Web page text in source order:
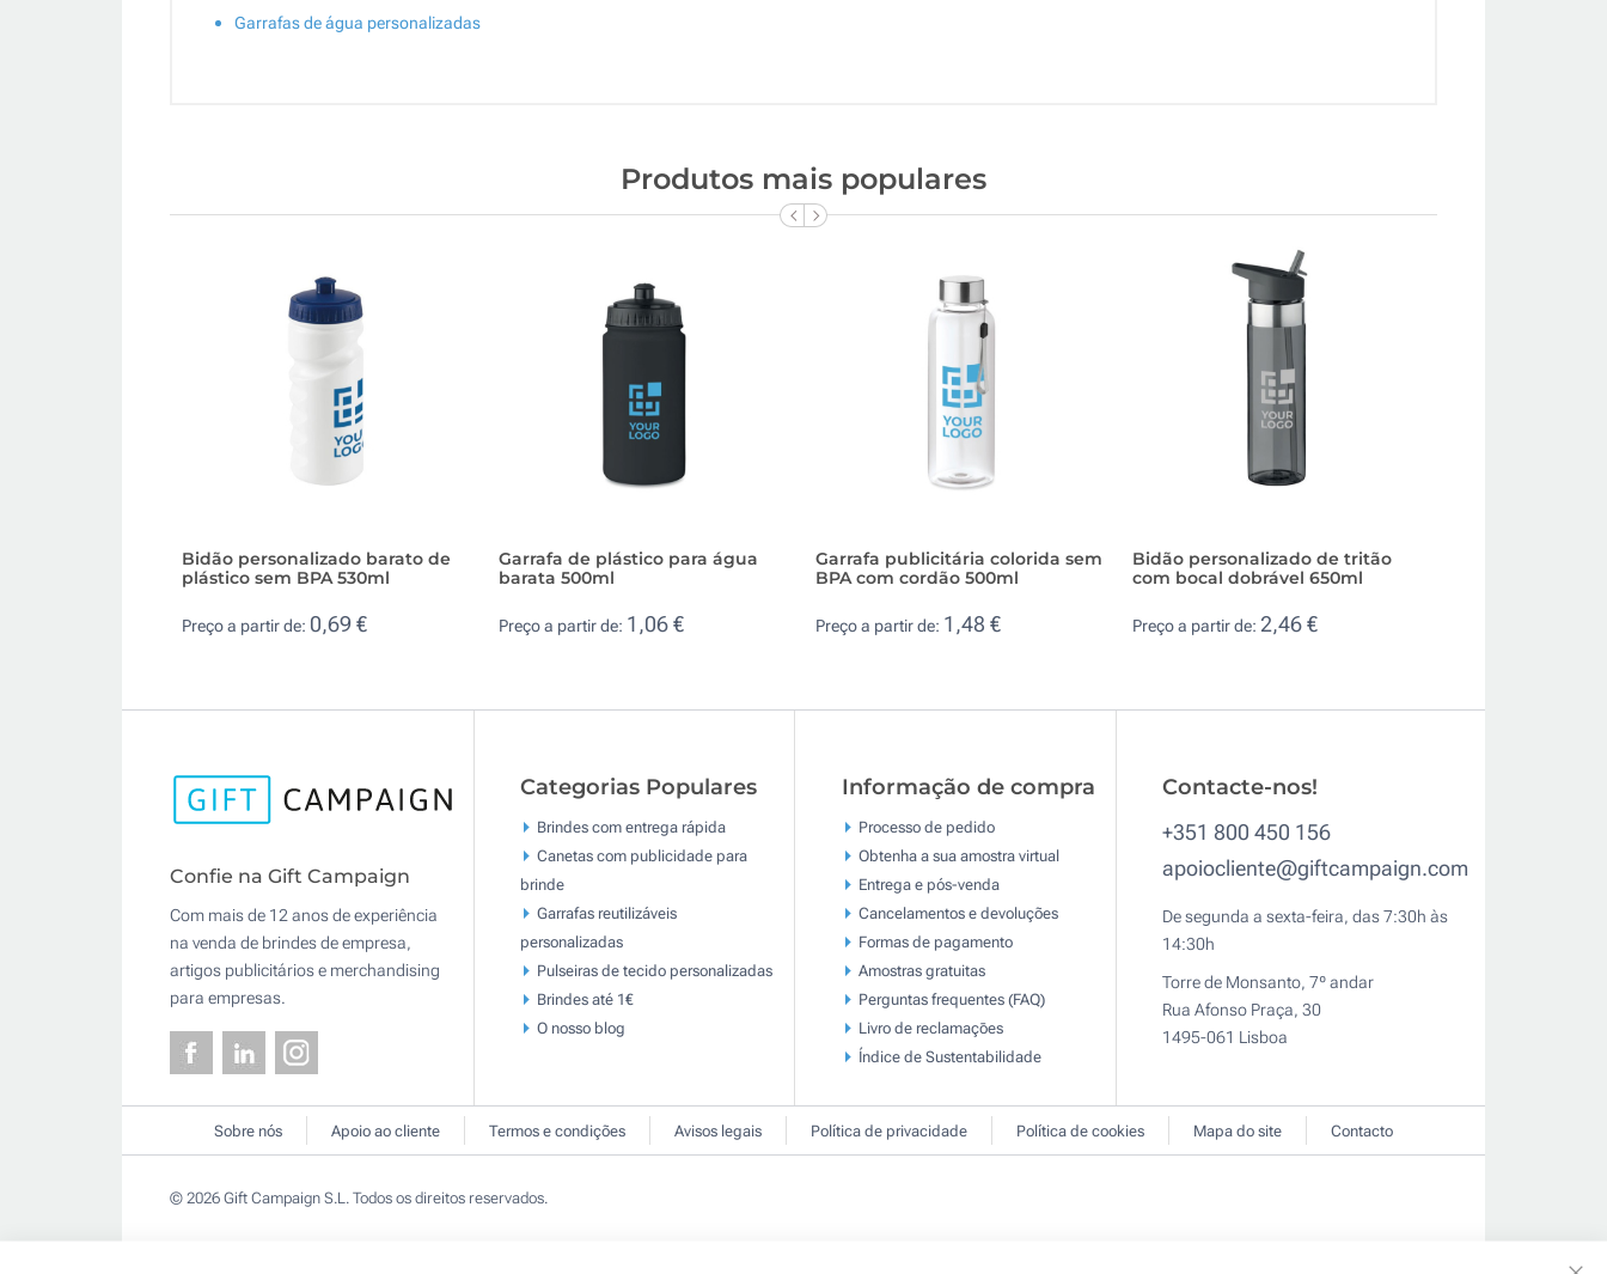
Garrafas de água personalizadas
Produtos mais populares
Bidão personalizado barato de
plástico sem BPA 530ml
Preço a partir de: 0,69 €
Garrafa de plástico para água
barata 500ml
Preço a partir de: 1,06 €
Garrafa publicitária colorida sem
BPA com cordão 500ml
Preço a partir de: 1,48 €
Bidão personalizado de tritão
com bocal dobrável 650ml
Preço a partir de: 2,46 €
Confie na Gift Campaign
Com mais de 12 anos de experiência
na venda de brindes de empresa,
artigos publicitários e merchandising
para empresas.
Categorias Populares
Brindes com entrega rápida
Canetas com publicidade para
brinde
Garrafas reutilizáveis
personalizadas
Pulseiras de tecido personalizadas
Brindes até 1€
O nosso blog
Informação de compra
Processo de pedido
Obtenha a sua amostra virtual
Entrega e pós-venda
Cancelamentos e devoluções
Formas de pagamento
Amostras gratuitas
Perguntas frequentes (FAQ)
Livro de reclamaçōes
Índice de Sustentabilidade
Contacte-nos!
+351 800 450 156
apoiocliente@giftcampaign.com
De segunda a sexta-feira, das 7:30h às
14:30h
Torre de Monsanto, 7º andar
Rua Afonso Praça, 30
1495-061 Lisboa
Sobre nós Apoio ao cliente Termos e condições Avisos legais Política de privacidade Política de cookies Mapa do site Contacto
© 2026 Gift Campaign S.L. Todos os direitos reservados.